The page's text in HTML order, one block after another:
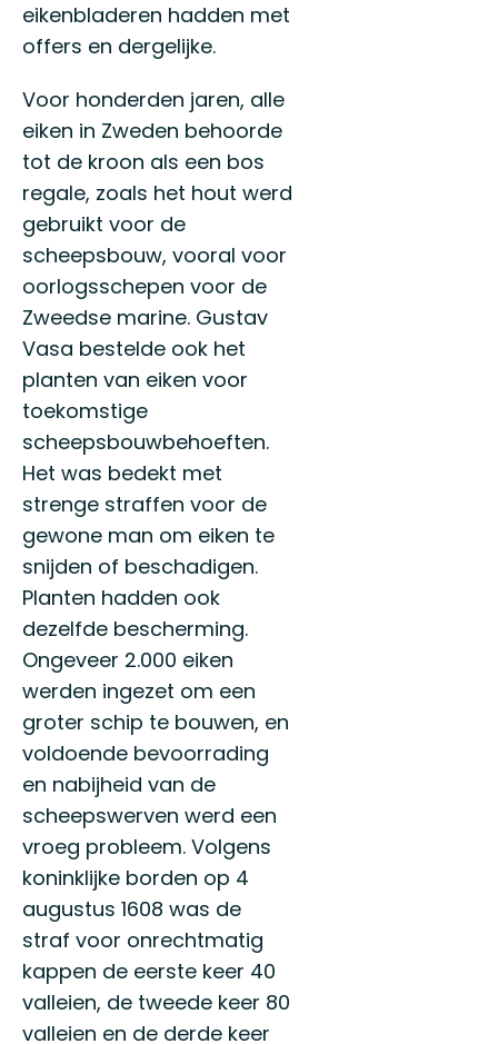
eikenbladeren hadden met
offers en dergelijke.
Voor honderden jaren, alle
eiken in Zweden behoorde
tot de kroon als een bos
regale, zoals het hout werd
gebruikt voor de
scheepsbouw, vooral voor
oorlogsschepen voor de
Zweedse marine. Gustav
Vasa bestelde ook het
planten van eiken voor
toekomstige
scheepsbouwbehoeften.
Het was bedekt met
strenge straffen voor de
gewone man om eiken te
snijden of beschadigen.
Planten hadden ook
dezelfde bescherming.
Ongeveer 2.000 eiken
werden ingezet om een
groter schip te bouwen, en
voldoende bevoorrading
en nabijheid van de
scheepswerven werd een
vroeg probleem. Volgens
koninklijke borden op 4
augustus 1608 was de
straf voor onrechtmatig
kappen de eerste keer 40
valleien, de tweede keer 80
valleien en de derde keer